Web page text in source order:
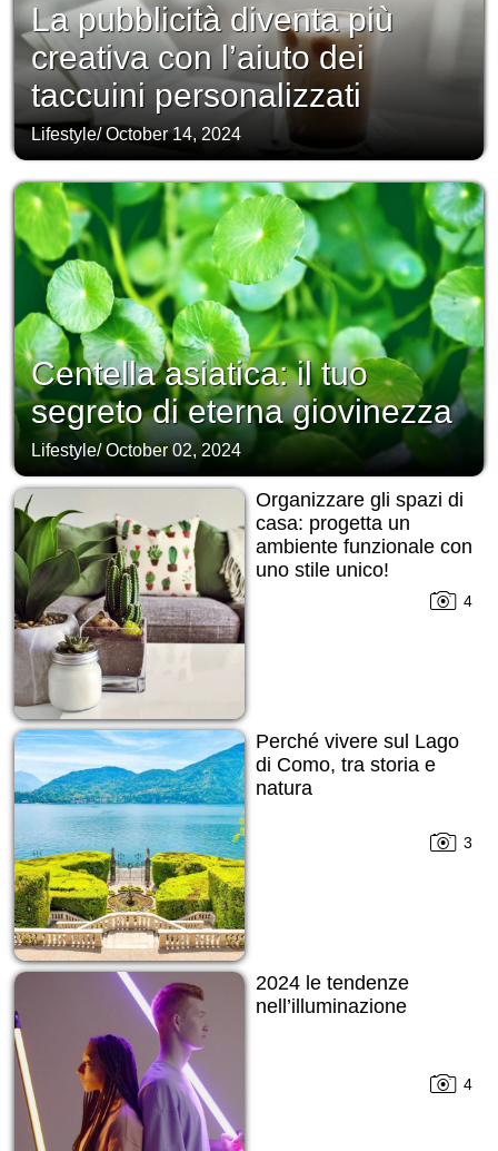
La pubblicità diventa più
creativa con l’aiuto dei
taccuini personalizzati
Lifestyle/October 14, 2024
Centella asiatica: il tuo
segreto di eterna giovinezza
Lifestyle/October 02, 2024
Organizzare gli spazi di
casa: progetta un
ambiente funzionale con
uno stile unico!
4
Perché vivere sul Lago
di Como, tra storia e
natura
3
2024 le tendenze
nell’illuminazione
4